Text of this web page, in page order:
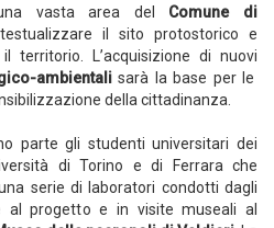
vasta area del
Comune di
il sito protostorico e
territorio. L’acquisizione di nuovi
ambientalisarà la base per le
della cittadinanza.
parte gli studenti universitari dei
di Torino e di Ferrara che
serie di laboratori condotti dagli
al progetto e in visite museali al